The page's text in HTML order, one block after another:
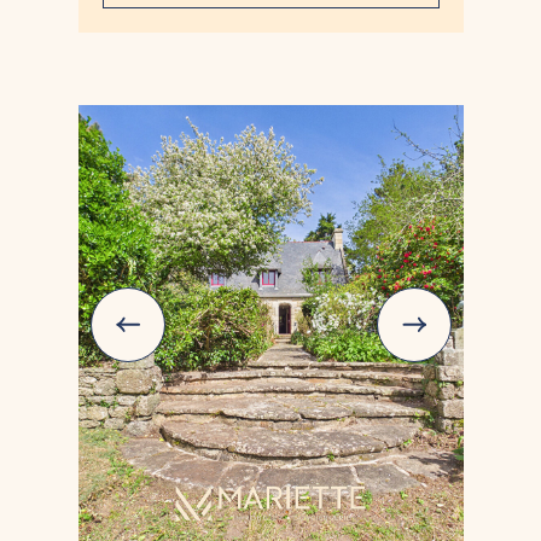
de prévention et de sauvetage en mer.
amis, loger ses proches ou encore envisager
un revenu locatif.
La distribution :
Maison principale d'environ 215m² comprenant
:
Au RDC : Entrée, WC, cuisine, salle d'eau,
salon-séjour, salle à manger, salon,
buanderie, dégagement, placards. Sas avec
dégagement, cellier, chambre, salle d'eau
avec WC.
A l'étage : Mezzanine, chambre avec salle
d'eau et rangements. Dégagement, salle de
bains, trois chambres, WC.
Dépendance d'environ 27m² comprenant deux
pièces et salle d'eau.
Annexes : Piscine, garage, chaufferie,
cabanon.
Ce que l'on aime :
L'emplacement central, les volumes, le